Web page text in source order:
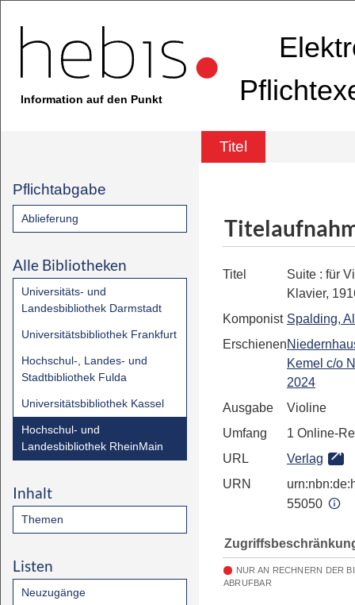
Information auf den Punkt
Titel
Pflichtabgabe
Ablieferung
Alle Bibliotheken
Universitäts- und
Landesbibliothek Darmstadt
Universitätsbibliothek Frankfurt
Hochschul-, Landes- und
Stadtbibliothek Fulda
Universitätsbibliothek Kassel
Hochschul- und
Landesbibliothek RheinMain
Inhalt
Themen
Listen
Neuzugänge
Titel Suite : für
Klavier,
Komponist Spalding,
Erschienen
Kemel c/o
2024
Ausgabe
Violine
Umfang
1 Online-
URL
Verlag
URN
55050
NUR AN RECHNERN DER
ABRUFBAR